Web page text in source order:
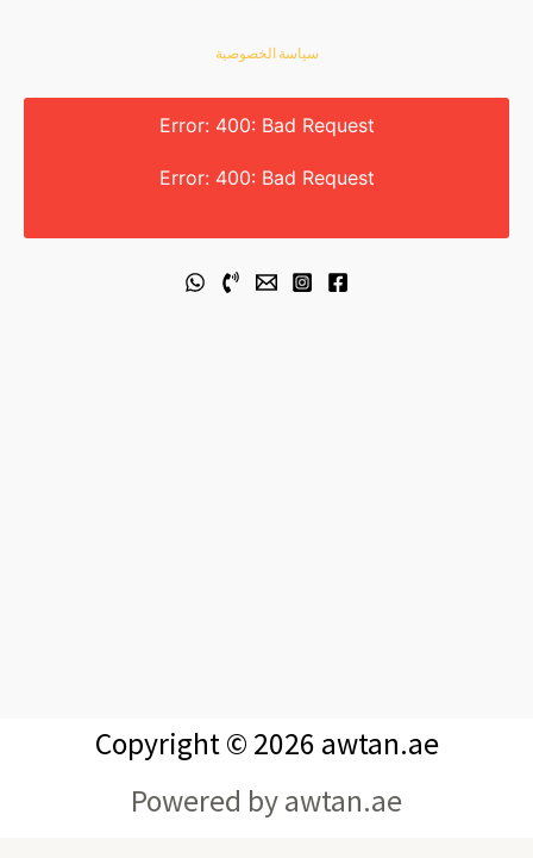
سياسة الخصوصية
Error: 400: Bad Request
Error: 400: Bad Request
Copyright © 2026 awtan.ae
Powered by awtan.ae